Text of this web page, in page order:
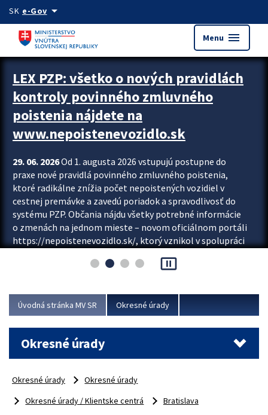
Preskocit na hlavný obsah
SK e-Govarrow_drop_down
Menu menu
Zastavit automatický posun upútavok
LEX PZP: všetko o nových pravidlách
kontroly povinného zmluvného
poistenia nájdete na
www.nepoistenevozidlo.sk
29. 06. 2026Od 1. augusta 2026 vstupujú postupne do
praxe nové pravidlá povinného zmluvného poistenia,
ktoré radikálne znížia počet nepoistených vozidiel v
cestnej premávke a zavedú poriadok a spravodlivosť do
systému PZP. Občania nájdu všetky potrebné informácie
o zmenách na jednom mieste – novom oficiálnom portáli
https://nepoistenevozidlo.sk/, ktorý vznikol v spolupráci
asociácie poisťovní (SLASPO) a Ministerstva vnútra SR.
Viac
pause_presentation
Úvodná stránka MV SR Okresné úrady
Okresné úrady
Okresné úrady
Okresné úrady
Okresné úrady / Klientske centrá
Bratislava